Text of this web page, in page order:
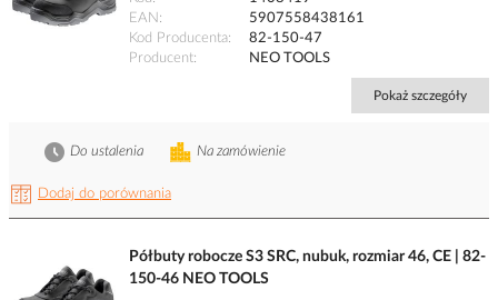
EAN
5907558438161
Kod Producenta
82-150-47
Producent
NEO TOOLS
Pokaż szczegóły
Dodaj do porównania
Na zamówienie
Do ustalenia
Półbuty robocze S3 SRC, nubuk, rozmiar 46, CE | 82-
150-46 NEO TOOLS